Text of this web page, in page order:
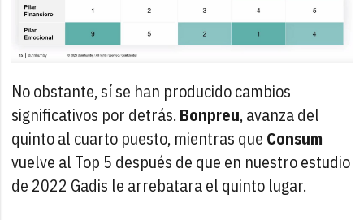
No obstante, sí se han producido cambios
significativos por detrás. Bonpreu, avanza del
quinto al cuarto puesto, mientras que Consum
vuelve al Top 5 después de que en nuestro estudio
de 2022 Gadis le arrebatara el quinto lugar.